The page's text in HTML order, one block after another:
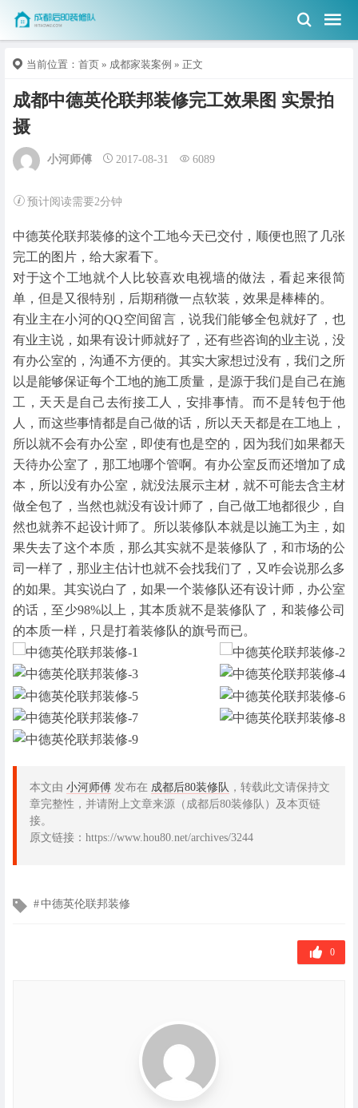
当前位置： 首页 » 成都家装案例 » 正文
成都中德英伦联邦装修完工效果图 实景拍
摄
小河师傅 2017-08-31 6089
预计阅读需要2分钟
中德英伦联邦装修的这个工地今天已交付，顺便也照了几张
完工的图片，给大家看下。
对于这个工地就个人比较喜欢电视墙的做法，看起来很简
单，但是又很特别，后期稍微一点软装，效果是棒棒的。
有业主在小河的QQ空间留言，说我们能够全包就好了，也
有业主说，如果有设计师就好了，还有些咨询的业主说，没
有办公室的，沟通不方便的。其实大家想过没有，我们之所
以是能够保证每个工地的施工质量，是源于我们是自己在施
工，天天是自己去衔接工人，安排事情。而不是转包于他
人，而这些事情都是自己做的话，所以天天都是在工地上，
所以就不会有办公室，即使有也是空的，因为我们如果都天
天待办公室了，那工地哪个管啊。有办公室反而还增加了成
本，所以没有办公室，就没法展示主材，就不可能去含主材
做全包了，当然也就没有设计师了，自己做工地都很少，自
然也就养不起设计师了。所以装修队本就是以施工为主，如
果失去了这个本质，那么其实就不是装修队了，和市场的公
司一样了，那业主估计也就不会找我们了，又咋会说那么多
的如果。其实说白了，如果一个装修队还有设计师，办公室
的话，至少98%以上，其本质就不是装修队了，和装修公司
的本质一样，只是打着装修队的旗号而已。
本文由 小河师傅 发布在 成都后80装修队 ，转载此文请保持文
章完整性，并请附上文章来源（成都后80装修队）及本页链
接。
原文链接：https://www.hou80.net/archives/3244
文中德英伦联邦装修
0